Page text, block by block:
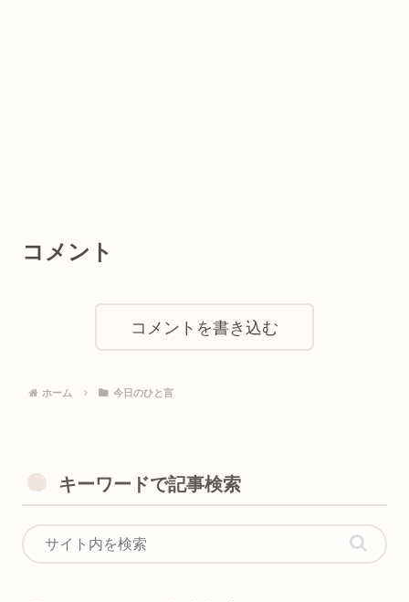
コメント
コメントを書き込む
ホーム 今日のひと言
キーワードで記事検索